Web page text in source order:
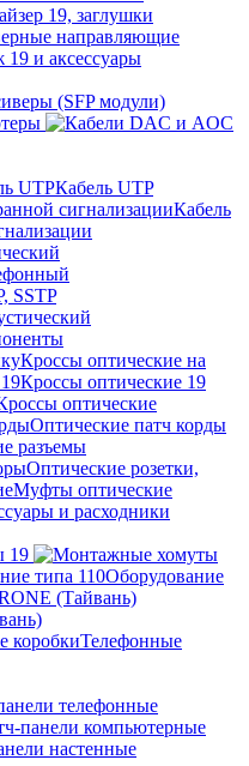
19, заглушки
направляющие
19 и аксессуары
(SFP модули)
Кабель UTP
Кабель
SSTP
Кроссы оптические на
Кроссы оптические 19
оптические
Оптические патч корды
разъемы
Оптические розетки,
Муфты оптические
и расходники
19
Оборудование
Телефонные
телефонные
панели компьютерные
настенные